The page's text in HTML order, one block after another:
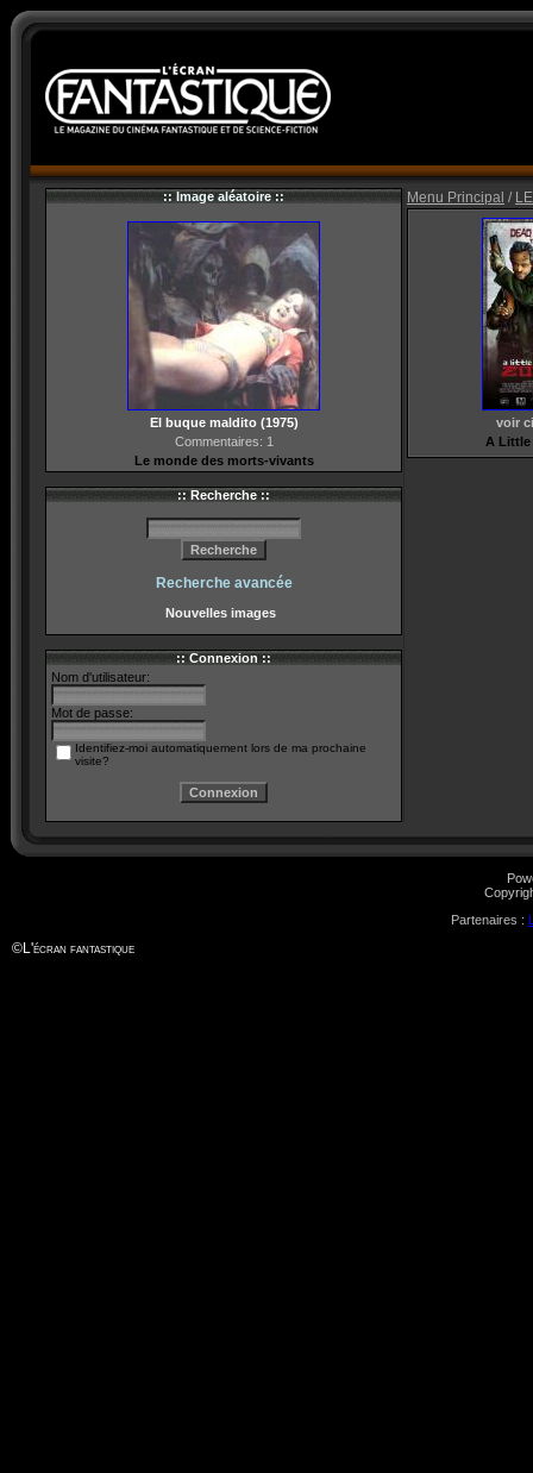
:: Image aléatoire ::
El buque maldito (1975)
Commentaires: 1
Le monde des morts-vivants
:: Recherche ::
Recherche avancée
Nouvelles images
:: Connexion ::
Nom d'utilisateur:
Mot de passe:
Identifiez-moi automatiquement lors de ma prochaine
visite?
Menu Principal /
voir
A
Partenaires :
©L'écran fantastique